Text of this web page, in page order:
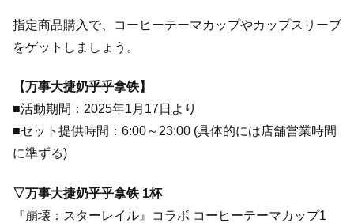
指定商品購入で、コーヒーテーマカップやカップスリーブ
をゲットしましょう。
【万事大捷奶乎乎拿铁】
■活動期間：2025年1月17日より
■セット提供時間：6:00～23:00 (具体的には店舗営業時間
に準ずる)
▽万事大捷奶乎乎拿铁 1杯
『崩壊：スターレイル』コラボ コーヒーテーマカップ1